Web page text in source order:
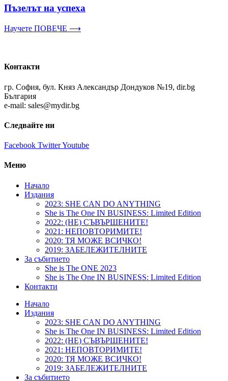
Пъзелът на успеха
Научете ПОВЕЧЕ ⟶
Контакти
гр. София, бул. Княз Александър Дондуков №19, dir.bg
България
e-mail: sales@mydir.bg
Следвайте ни
Facebook TwitterYoutube
Меню
Начало
Издания
2023: SHE CAN DO ANYTHING
She is The One IN BUSINESS: Limited Edition
2022: (НЕ) СЪВЪРШЕНИТЕ!
2021: НЕПОВТОРИМИТЕ!
2020: ТЯ МОЖЕ ВСИЧКО!
2019: ЗАБЕЛЕЖИТЕЛНИТЕ
За събитието
She is The ONE 2023
She is The One IN BUSINESS: Limited Edition
Контакти
Начало
Издания
2023: SHE CAN DO ANYTHING
She is The One IN BUSINESS: Limited Edition
2022: (НЕ) СЪВЪРШЕНИТЕ!
2021: НЕПОВТОРИМИТЕ!
2020: ТЯ МОЖЕ ВСИЧКО!
2019: ЗАБЕЛЕЖИТЕЛНИТЕ
За събитието